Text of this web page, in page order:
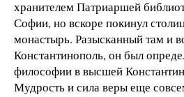
хранителем Патриаршей
Софии, но вскоре покинул
монастырь. Разысканный там и
Константинополь, он был
философии в высшей
Мудрость и сила веры еще